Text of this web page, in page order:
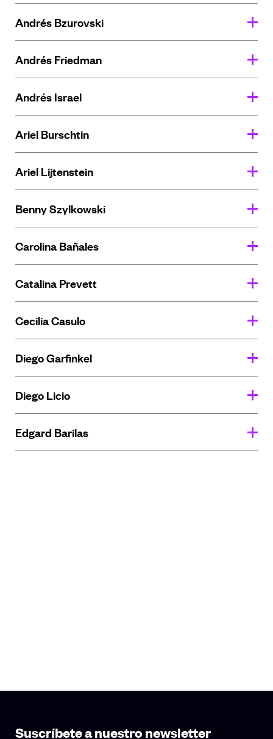
Andrés Bzurovski
Andrés Friedman
Andrés Israel
Ariel Burschtin
Ariel Lijtenstein
Benny Szylkowski
Carolina Bañales
Catalina Prevett
Cecilia Casulo
Diego Garfinkel
Diego Licio
Edgard Barilas
Suscríbete a nuestro newsletter